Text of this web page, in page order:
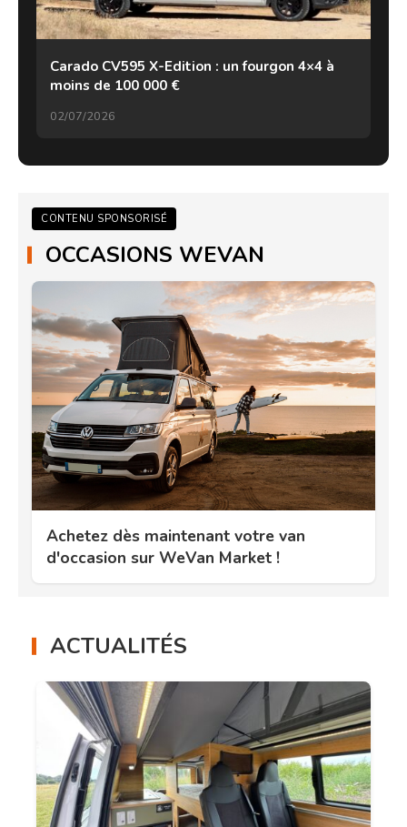
Carado CV595 X-Edition : un fourgon 4×4 à
moins de 100 000 €
02/07/2026
CONTENU SPONSORISÉ
OCCASIONS WEVAN
Achetez dès maintenant votre van
d'occasion sur WeVan Market !
ACTUALITÉS